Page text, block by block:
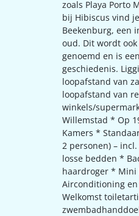
zoals Playa Porto
bij Hibiscus vind
Beekenburg, een
oud. Dit wordt ook
genoemd en is
geschiedenis.
loopafstand van
loopafstand van
winkels/
Willemstad * Op
Kamers *
2 personen) –
losse bedden *
haardroger *
Airconditioning
Welkomst